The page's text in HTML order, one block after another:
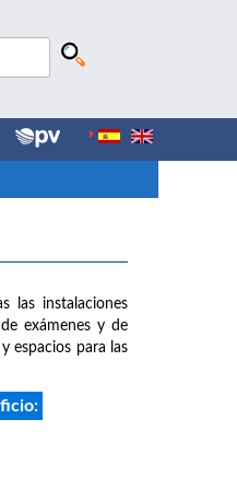
las instalaciones
exámenes y de
espacios para las